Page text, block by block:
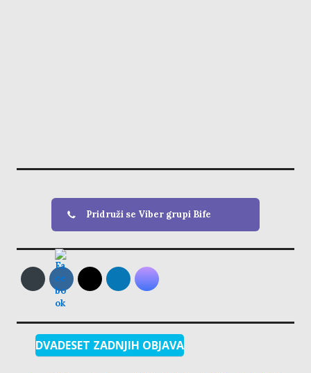
Pridruži se Viber grupi Bife
DVADESET ZADNJIH OBJAVA